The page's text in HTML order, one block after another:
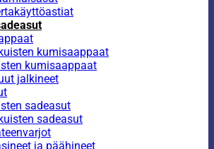
kumisaappaat
kumisaappaat
jalkineet
sadeasut
sadeasut
ja päähineet